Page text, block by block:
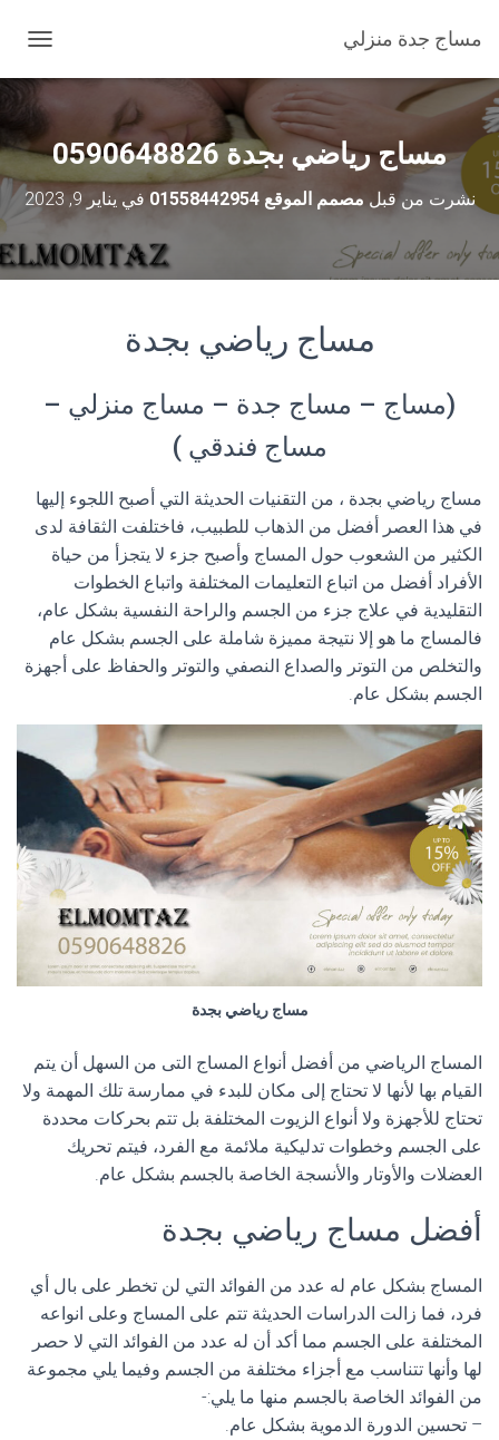
مساج جدة منزلي
ب
ل
ا
ل
ت
ق
ل
مساج رياضي بجدة 0590648826
نشرت من قبل مصمم الموقع 01558442954 في يناير 9, 2023
مساج رياضي بجدة
(مساج – مساج جدة – مساج منزلي –
مساج فندقي )
مساج رياضي بجدة ، من التقنيات الحديثة التي أصبح اللجوء إليها
في هذا العصر أفضل من الذهاب للطبيب، فاختلفت الثقافة لدى
الكثير من الشعوب حول المساج وأصبح جزء لا يتجزأ من حياة
الأفراد أفضل من اتباع التعليمات المختلفة واتباع الخطوات
التقليدية في علاج جزء من الجسم والراحة النفسية بشكل عام،
فالمساج ما هو إلا نتيجة مميزة شاملة على الجسم بشكل عام
والتخلص من التوتر والصداع النصفي والتوتر والحفاظ على أجهزة
الجسم بشكل عام.
مساج رياضي بجدة
المساج الرياضي من أفضل أنواع المساج التى من السهل أن يتم
القيام بها لأنها لا تحتاج إلى مكان للبدء في ممارسة تلك المهمة ولا
تحتاج للأجهزة ولا أنواع الزيوت المختلفة بل تتم بحركات محددة
على الجسم وخطوات تدليكية ملائمة مع الفرد، فيتم تحريك
العضلات والأوتار والأنسجة الخاصة بالجسم بشكل عام.
أفضل مساج رياضي بجدة
المساج بشكل عام له عدد من الفوائد التي لن تخطر على بال أي
فرد، فما زالت الدراسات الحديثة تتم على المساج وعلى انواعه
المختلفة على الجسم مما أكد أن له عدد من الفوائد التي لا حصر
لها وأنها تتناسب مع أجزاء مختلفة من الجسم وفيما يلي مجموعة
من الفوائد الخاصة بالجسم منها ما يلي:-
– تحسين الدورة الدموية بشكل عام.